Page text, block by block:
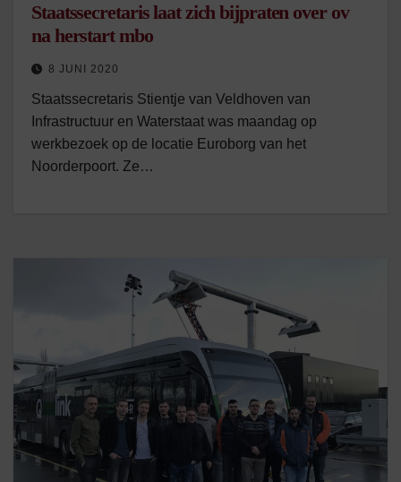
Staatssecretaris laat zich bijpraten over ov
na herstart mbo
8 JUNI 2020
Staatssecretaris Stientje van Veldhoven van
Infrastructuur en Waterstaat was maandag op
werkbezoek op de locatie Euroborg van het
Noorderpoort. Ze…